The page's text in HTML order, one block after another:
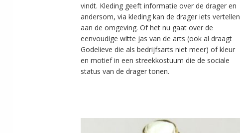
vindt. Kleding geeft informatie over de drager en
andersom, via kleding kan de drager iets vertellen
aan de omgeving. Of het nu gaat over de
eenvoudige witte jas van de arts (ook al draagt
Godelieve die als bedrijfsarts niet meer) of kleur
en motief in een streekkostuum die de sociale
status van de drager tonen.